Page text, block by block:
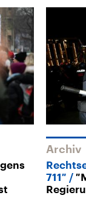
Archiv
711″